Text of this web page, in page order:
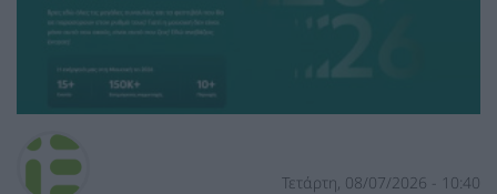
Τετάρτη, 08/07/2026 - 10:40